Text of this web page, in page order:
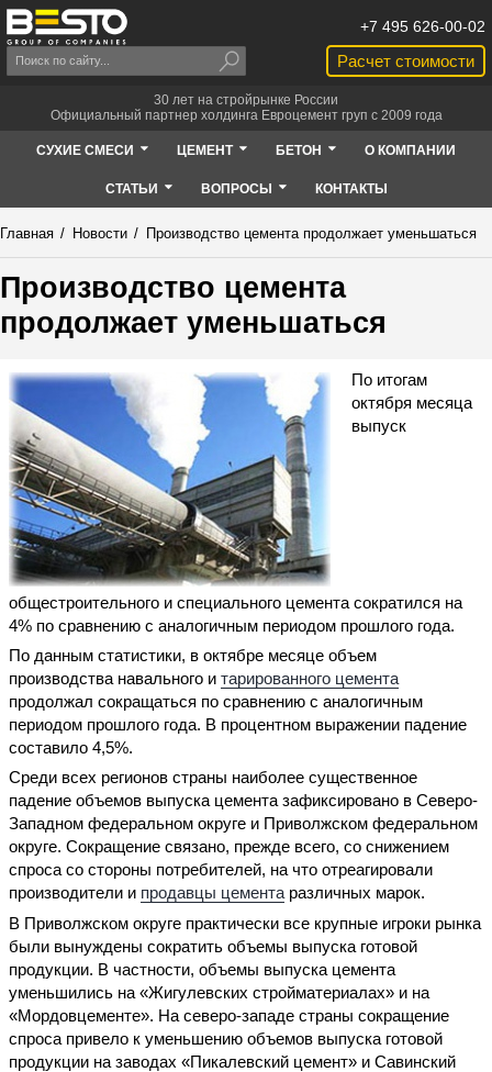
Расчет стоимости
+7 495 626-00-02
30 лет на стройрынке России
Официальный партнер холдинга Евроцемент груп с 2009 года
СУХИЕ СМЕСИ ЦЕМЕНТ БЕТОН О КОМПАНИИ
СТАТЬИ ВОПРОСЫ КОНТАКТЫ
Главная / Новости / Производство цемента продолжает уменьшаться
Производство цемента
продолжает уменьшаться
По итогам
октября месяца
выпуск
общестроительного и специального цемента сократился на
4% по сравнению с аналогичным периодом прошлого года.
По данным статистики, в октябре месяце объем
производства навального и тарированного цемента
продолжал сокращаться по сравнению с аналогичным
периодом прошлого года. В процентном выражении падение
составило 4,5%.
Среди всех регионов страны наиболее существенное
падение объемов выпуска цемента зафиксировано в Северо-
Западном федеральном округе и Приволжском федеральном
округе. Сокращение связано, прежде всего, со снижением
спроса со стороны потребителей, на что отреагировали
производители и продавцы цемента различных марок.
В Приволжском округе практически все крупные игроки рынка
были вынуждены сократить объемы выпуска готовой
продукции. В частности, объемы выпуска цемента
уменьшились на «Жигулевских стройматериалах» и на
«Мордовцементе». На северо-западе страны сокращение
спроса привело к уменьшению объемов выпуска готовой
продукции на заводах «Пикалевский цемент» и Савинский